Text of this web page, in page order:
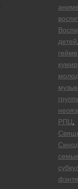
детей
кумир
РПЦ
семьи